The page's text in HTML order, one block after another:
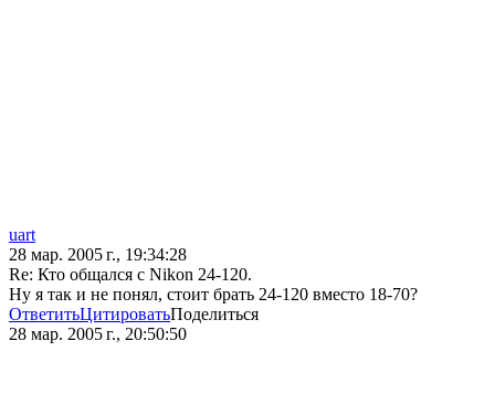
uart
28 мар. 2005 г., 19:34:28
Re: Кто общался с Nikon 24-120.
Ну я так и не понял, стоит брать 24-120 вместо 18-70?
ОтветитьЦитироватьПоделиться
28 мар. 2005 г., 20:50:50